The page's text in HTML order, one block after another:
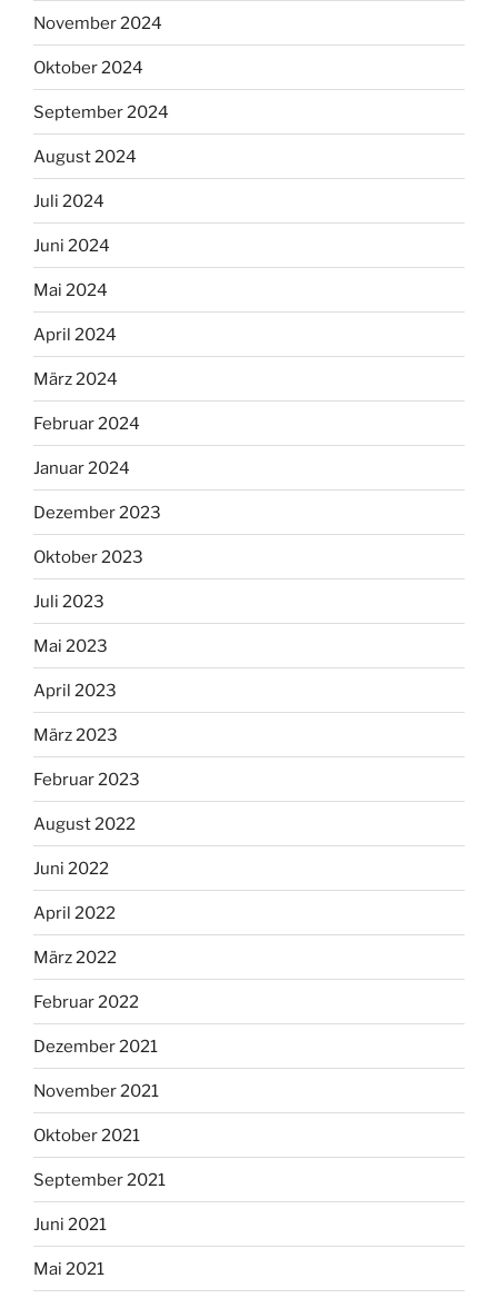
November 2024
Oktober 2024
September 2024
August 2024
Juli 2024
Juni 2024
Mai 2024
April 2024
März 2024
Februar 2024
Januar 2024
Dezember 2023
Oktober 2023
Juli 2023
Mai 2023
April 2023
März 2023
Februar 2023
August 2022
Juni 2022
April 2022
März 2022
Februar 2022
Dezember 2021
November 2021
Oktober 2021
September 2021
Juni 2021
Mai 2021